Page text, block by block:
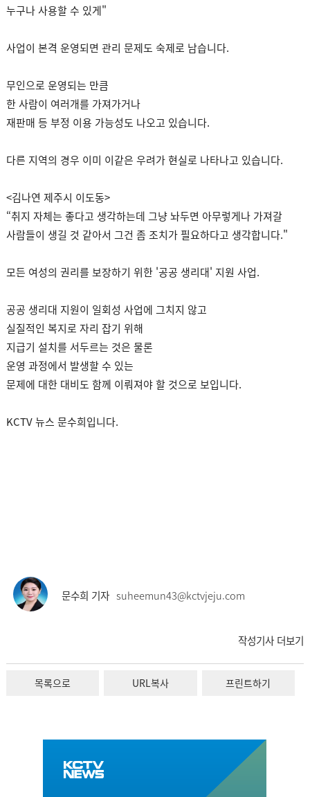
누구나 사용할 수 있게"
사업이 본격 운영되면 관리 문제도 숙제로 남습니다.
무인으로 운영되는 만큼
한 사람이 여러개를 가져가거나
재판매 등 부정 이용 가능성도 나오고 있습니다.
다른 지역의 경우 이미 이같은 우려가 현실로 나타나고 있습니다.
<김나연 제주시 이도동>
“취지 자체는 좋다고 생각하는데 그냥 놔두면 아무렇게나 가져갈
사람들이 생길 것 같아서 그건 좀 조치가 필요하다고 생각합니다."
모든 여성의 권리를 보장하기 위한 '공공 생리대' 지원 사업.
공공 생리대 지원이 일회성 사업에 그치지 않고
실질적인 복지로 자리 잡기 위해
지급기 설치를 서두르는 것은 물론
운영 과정에서 발생할 수 있는
문제에 대한 대비도 함께 이뤄져야 할 것으로 보입니다.
KCTV 뉴스 문수희입니다.
문수희 기자 suheemun43@kctvjeju.com
작성기사 더보기
목록으로 URL복사 프린트하기